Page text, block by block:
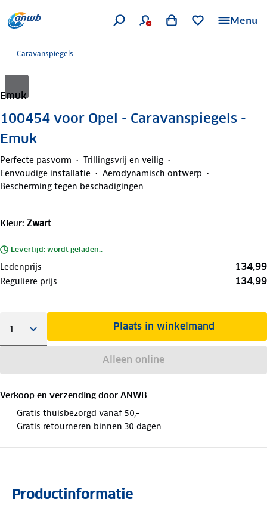
Menu
Caravanspiegels
Emuk
100454 voor Opel - Caravanspiegels -
Emuk
Perfecte pasvorm
Trillingsvrij en veilig
Eenvoudige installatie
Aerodynamisch ontwerp
Bescherming tegen beschadigingen
Kleur: Zwart
Levertijd: wordt geladen..
Ledenprijs 134,99
Reguliere prijs 134,99
Plaats in winkelmand
Alleen online
Verkoop en verzending door ANWB
Gratis thuisbezorgd vanaf 50,-
Gratis retourneren binnen 30 dagen
Productinformatie